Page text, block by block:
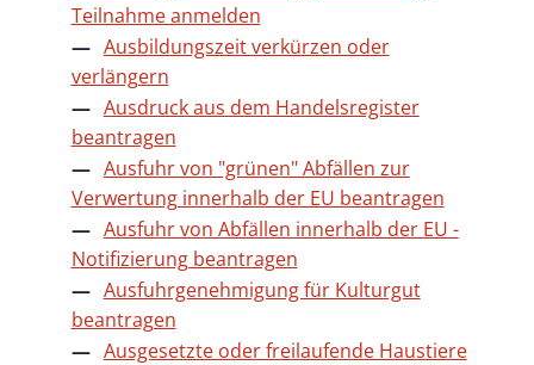
Teilnahme anmelden
Ausbildungszeit verkürzen oder
verlängern
Ausdruck aus dem Handelsregister
beantragen
Ausfuhr von "grünen" Abfällen zur
Verwertung innerhalb der EU beantragen
Ausfuhr von Abfällen innerhalb der EU -
Notifizierung beantragen
Ausfuhrgenehmigung für Kulturgut
beantragen
Ausgesetzte oder freilaufende Haustiere